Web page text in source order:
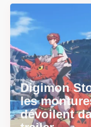
Digimon
les
dévoilent